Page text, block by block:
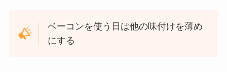
ベーコンを使う日は他の味付けを薄め
にする